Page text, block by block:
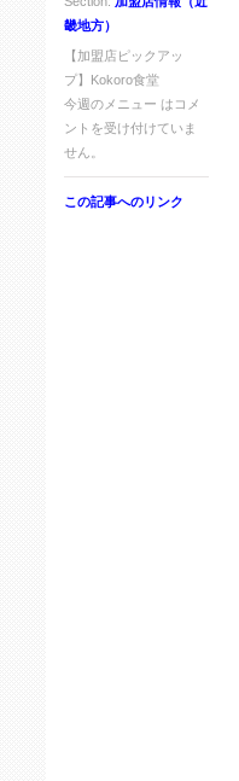
畿地方）
【加盟店ピックアッ
プ】Kokoro食堂
今週のメニュー は コメ
ントを受け付けていま
せん。
この記事へのリンク